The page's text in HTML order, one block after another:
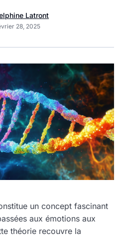
Latront
28, 2025
un concept fascinant
aux émotions aux
théorie recouvre la